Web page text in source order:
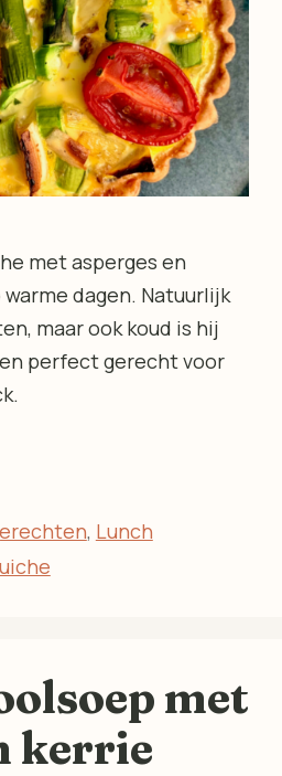
met asperges en
dagen. Natuurlijk
maar ook koud is hij
perfect gerecht voor
, Lunch
met
kerrie